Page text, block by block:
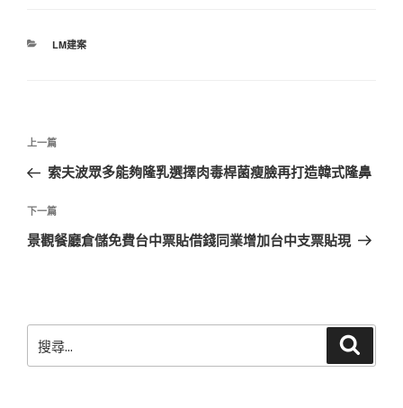
分
LM建案
文
導
覽
上
一
文
章
上一篇
索夫波眾多能夠隆乳選擇肉毒桿菌瘦臉再打造韓式隆鼻
下
一
下一篇
景觀餐廳倉儲免費台中票貼借錢同業增加台中支票貼現
尋